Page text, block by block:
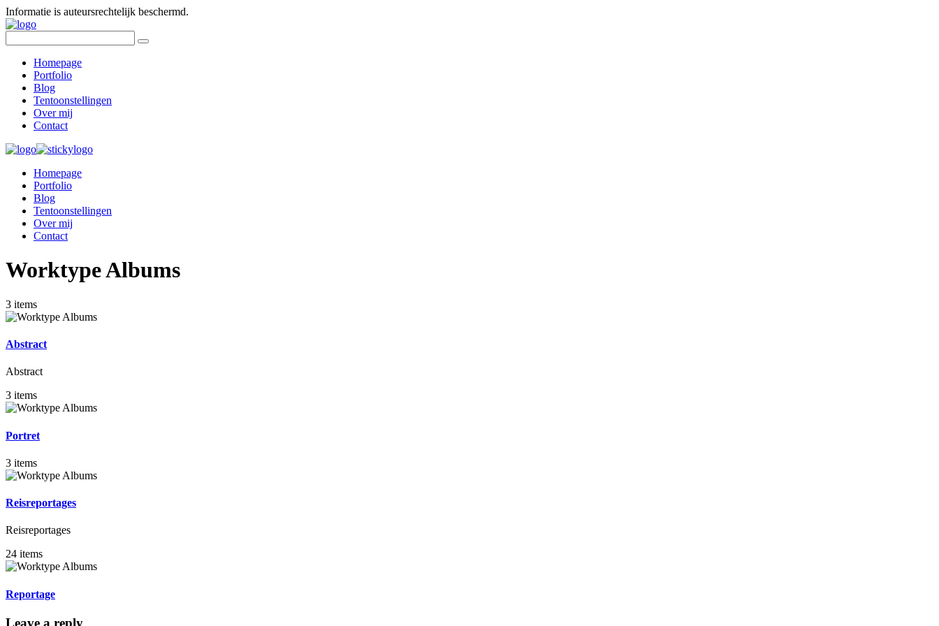
Informatie is auteursrechtelijk beschermd.
Homepage
Portfolio
Blog
Tentoonstellingen
Over mij
Contact
Homepage
Portfolio
Blog
Tentoonstellingen
Over mij
Contact
Worktype Albums
3 items
Abstract
Abstract
3 items
Portret
3 items
Reisreportages
Reisreportages
24 items
Reportage
Leave a reply